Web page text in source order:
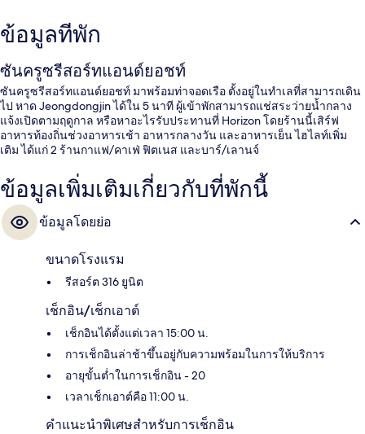
ข้อมูลที่พัก
ซันครูซรีสอร์ทแอนด์ยอชท์
ซันครูซรีสอร์ทแอนด์ยอชท์ มาพร้อมท่าจอดเรือ ตั้งอยู่ในทำเลที่สามารถเดิน
ไป หาด Jeongdongjin ได้ใน 5 นาที ผู้เข้าพักสามารถแช่สระว่ายน้ำกลาง
แจ้งเปิดตามฤดูกาล หรือหาอะไรรับประทานที่ Horizon โดยร้านนี้เสิร์ฟ
อาหารท้องถิ่นช่วงอาหารเช้า อาหารกลางวัน และอาหารเย็น ไฮไลท์เพิ่ม
เติม ได้แก่ 2 ร้านกาแฟ/คาเฟ่ ฟิตเนส และบาร์/เลานจ์
ข้อมูลเพิ่มเติมเกี่ยวกับที่พักนี้
ข้อมูลโดยย่อ
ขนาดโรงแรม
รีสอร์ต 316 ยูนิต
เช็กอิน/เช็กเอาต์
เช็กอินได้ตั้งแต่เวลา 15:00 น.
การเช็กอินล่าช้าขึ้นอยู่กับความพร้อมในการให้บริการ
อายุขั้นต่ำในการเช็กอิน - 20
เวลาเช็กเอาต์คือ 11:00 น.
คำแนะนำพิเศษสำหรับการเช็กอิน